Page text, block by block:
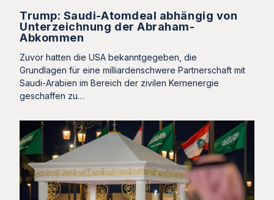
Trump: Saudi-Atomdeal abhängig von
Unterzeichnung der Abraham-
Abkommen
Zuvor hatten die USA bekanntgegeben, die
Grundlagen für eine milliardenschwere Partnerschaft mit
Saudi-Arabien im Bereich der zivilen Kernenergie
geschaffen zu…